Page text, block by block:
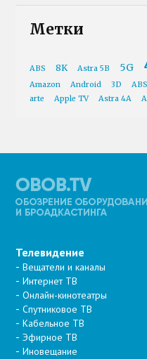
Метки
ABS 8K Astra 5B 5G
Amazon
Android 3D
arte
Apple TV Astra 4A
Телевидение
Вещатели и каналы
Интернет ТВ
Онлайн-кинотеатры
Спутниковое ТВ
Кабельное ТВ
Эфирное ТВ
Иновещание